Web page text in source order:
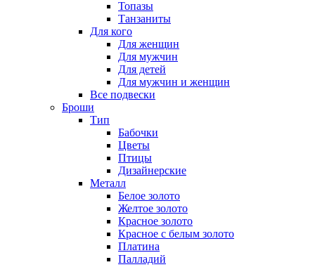
Топазы
Танзаниты
Для кого
Для женщин
Для мужчин
Для детей
Для мужчин и женщин
Все подвески
Броши
Тип
Бабочки
Цветы
Птицы
Дизайнерские
Металл
Белое золото
Желтое золото
Красное золото
Красное с белым золото
Платина
Палладий